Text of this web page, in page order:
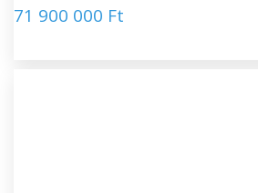
71 900 000 Ft